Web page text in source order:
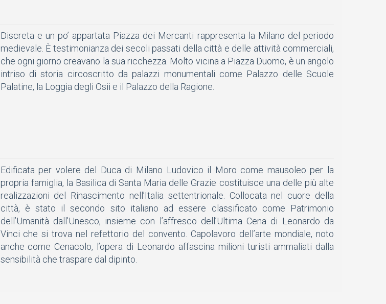
Discreta e un po’ appartata Piazza dei Mercanti rappresenta la Milano del periodo
medievale. È testimonianza dei secoli passati della città e delle attività commerciali,
che ogni giorno creavano la sua ricchezza. Molto vicina a Piazza Duomo, è un angolo
intriso di storia circoscritto da palazzi monumentali come Palazzo delle Scuole
Palatine, la Loggia degli Osii e il Palazzo della Ragione.
Edificata per volere del Duca di Milano Ludovico il Moro come mausoleo per la
propria famiglia, la Basilica di Santa Maria delle Grazie costituisce una delle più alte
realizzazioni del Rinascimento nell’Italia settentrionale. Collocata nel cuore della
città, è stato il secondo sito italiano ad essere classificato come Patrimonio
dell’Umanità dall’Unesco, insieme con l’affresco dell’Ultima Cena di Leonardo da
Vinci che si trova nel refettorio del convento. Capolavoro dell’arte mondiale, noto
anche come Cenacolo, l’opera di Leonardo affascina milioni turisti ammaliati dalla
sensibilità che traspare dal dipinto.